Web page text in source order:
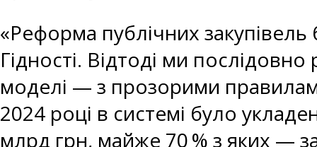
«Реформа публічних
Гідності. Відтоді ми
моделі — з прозорими
2024 році в системі було
млрд грн, майже 70 % з яких —